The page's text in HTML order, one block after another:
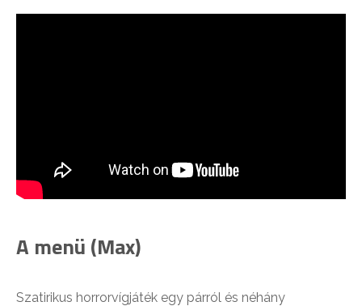
A menü (Max)
Szatirikus horrorvígjáték egy párról és néhány